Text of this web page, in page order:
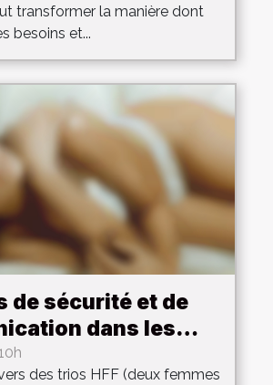
transformer la manière dont
besoins et...
de sécurité et de
dans les
des trios HFF (deux femmes